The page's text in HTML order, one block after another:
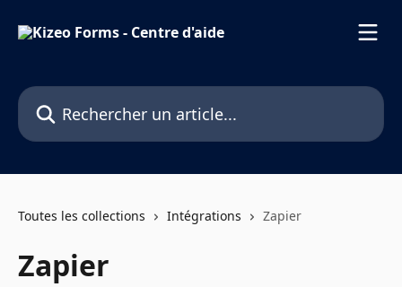
Rechercher un article...
Toutes les collections Intégrations Zapier
Zapier